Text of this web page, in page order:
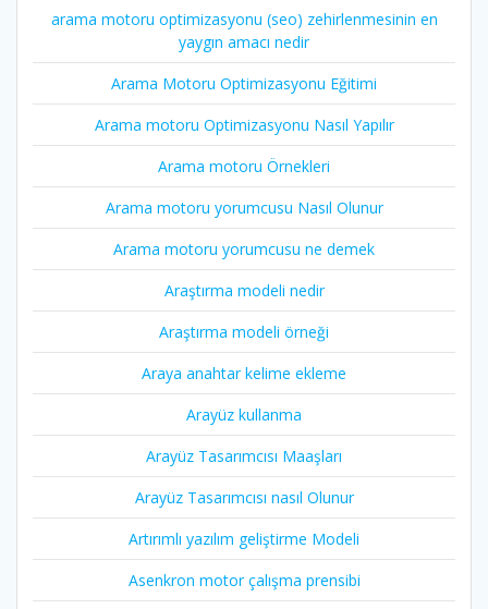
arama motoru optimizasyonu (seo) zehirlenmesinin en
yaygın amacı nedir
Arama Motoru Optimizasyonu Eğitimi
Arama motoru Optimizasyonu Nasıl Yapılır
Arama motoru Örnekleri
Arama motoru yorumcusu Nasıl Olunur
Arama motoru yorumcusu ne demek
Araştırma modeli nedir
Araştırma modeli örneği
Araya anahtar kelime ekleme
Arayüz kullanma
Arayüz Tasarımcısı Maaşları
Arayüz Tasarımcısı nasıl Olunur
Artırımlı yazılım geliştirme Modeli
Asenkron motor çalışma prensibi